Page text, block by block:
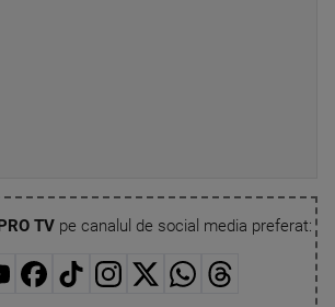
TVpe canalul de social media preferat: